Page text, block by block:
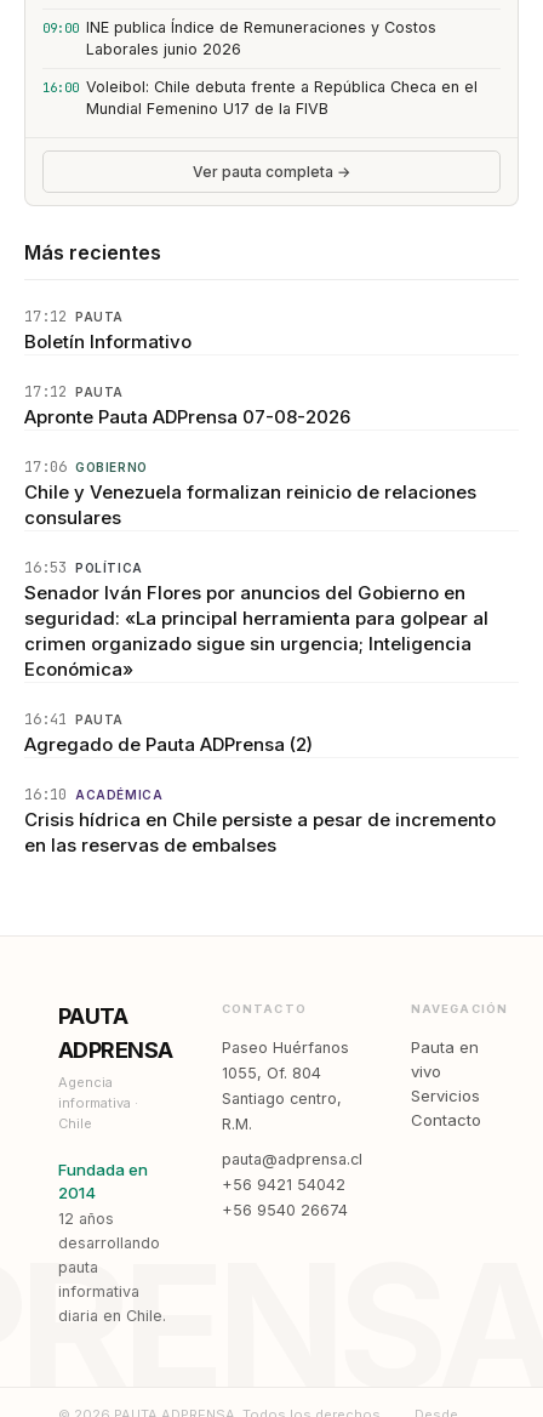
09:00 INE publica Índice de Remuneraciones y Costos
Laborales junio 2026
16:00 Voleibol: Chile debuta frente a República Checa en el
Mundial Femenino U17 de la FIVB
Ver pauta completa →
Más recientes
17:12 PAUTA
Boletín Informativo
17:12 PAUTA
Apronte Pauta ADPrensa 07-08-2026
17:06 GOBIERNO
Chile y Venezuela formalizan reinicio de relaciones
consulares
16:53 POLÍTICA
Senador Iván Flores por anuncios del Gobierno en
seguridad: «La principal herramienta para golpear al
crimen organizado sigue sin urgencia; Inteligencia
Económica»
16:41 PAUTA
Agregado de Pauta ADPrensa (2)
16:10 ACADÉMICA
Crisis hídrica en Chile persiste a pesar de incremento
en las reservas de embalses
PAUTA
ADPRENSA
Agencia
informativa ·
Chile
Fundada en
2014
12 años
desarrollando
pauta
informativa
diaria en Chile.
CONTACTO
Paseo Huérfanos
1055, Of. 804
Santiago centro,
R.M.
pauta@adprensa.cl
+56 9421 54042
+56 9540 26674
NAVEGACIÓN
Pauta en
vivo
Servicios
Contacto